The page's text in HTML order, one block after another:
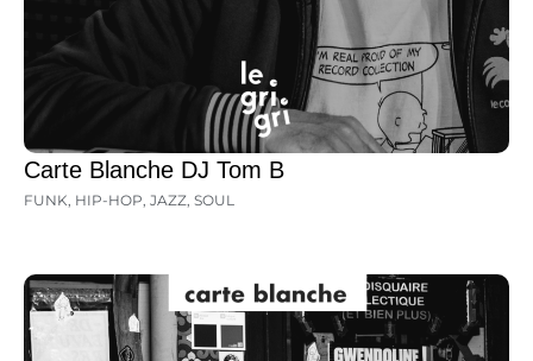
Carte Blanche DJ Tom B
FUNK, HIP-HOP, JAZZ, SOUL